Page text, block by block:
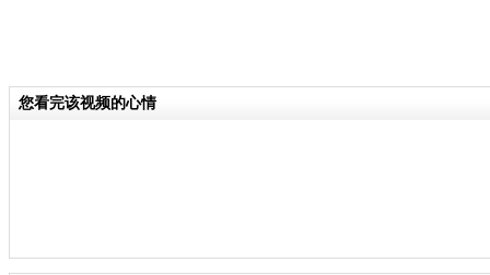
您看完该视频的心情